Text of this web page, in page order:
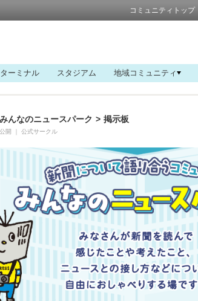
コミュニティトップ
ーミナル スタジアム 地域コミュニティ
みんなのニュースパーク > 掲示板
公開 公式サークル